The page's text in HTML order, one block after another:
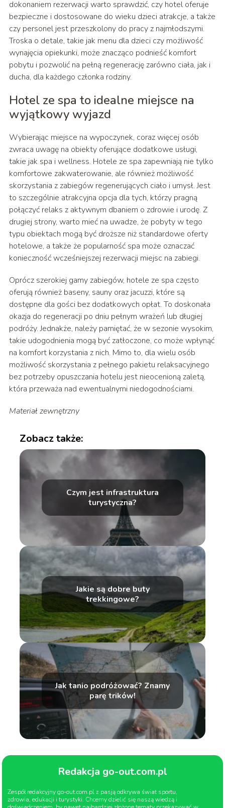
dokonaniem rezerwacji warto sprawdzić, czy hotel oferuje
bezpieczne i dostosowane do wieku dzieci atrakcje, a także
czy personel jest przeszkolony do pracy z najmłodszymi.
Troska o detale, takie jak menu dla dzieci czy możliwość
wynajęcia opiekunki, może znacząco podnieść komfort
pobytu i pozwolić na pełną regenerację zarówno ciała, jak i
ducha, dla każdego członka rodziny.
Hotel ze spa to idealne miejsce na
wyjątkowy wyjazd
Wybierając miejsce na wypoczynek, coraz więcej osób
zwraca uwagę na obiekty oferujące dodatkowe usługi,
takie jak spa i wellness. Hotele ze spa zapewniają nie tylko
komfortowe zakwaterowanie, ale również możliwość
skorzystania z zabiegów regenerujących ciało i umysł. Jest
to szczególnie atrakcyjna opcja dla tych, którzy pragną
połączyć relaks z aktywnym dbaniem o zdrowie i urodę. Z
drugiej strony, warto mieć na uwadze, że pobyty w tego
typu obiektach mogą być droższe niż standardowe oferty
hotelowe, a także że popularność spa może oznaczać
konieczność wcześniejszej rezerwacji miejsc na zabiegi.
Oprócz szerokiej gamy zabiegów, hotele ze spa często
oferują również baseny, sauny oraz jacuzzi, które są
dostępne dla gości bez dodatkowych opłat. To doskonała
okazja do regeneracji po dniu pełnym wrażeń lub długiej
podróży. Jednakże, należy pamiętać, że w sezonie wysokim,
takie udogodnienia mogą być zatłoczone, co może wpłynąć
na komfort korzystania z nich. Mimo to, dla wielu osób
możliwość skorzystania z pełnego pakietu relaksacyjnego
bez potrzeby opuszczania hotelu jest nieocenioną zaletą,
która przeważa nad ewentualnymi niedogodnościami.
Materiał zewnętrzny
Zobacz także:
Czym jest infrastruktura
turystyczna?
Jakie są dobre buty
trekkingowe?
Jak tanio podróżować? Znamy
parę trików!
Redakcja go-out.com.pl
Zespół redakcyjny go-out.com.pl z pasją odkrywa świat sportu,
zdrowia, edukacji i turystyki. Chcemy dzielić się naszą wiedzą i